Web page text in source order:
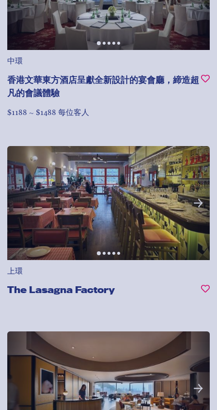
中環
香港文華東方酒店呈獻全新設計的宴會廳，締造超
凡的會議體驗
$1188 ~ $1488 每位客人
上環
The Lasagna Factory